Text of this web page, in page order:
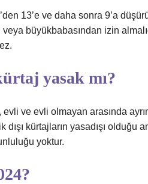
13’e ve daha sonra 9’a
büyükbabasından izin
yasak mı?
ve evli olmayan arasında
dışı kürtajların yasadışı olduğu
yoktur.